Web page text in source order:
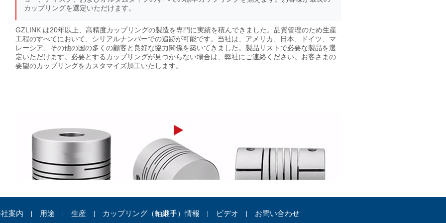
カップリングを選定いただけます。
GZLINK は20年以上、高精度カップリングの製造を専門に実績を積んできました。品質管理のため生産
工程のすべてにおいて、シリアルナンバーでの追跡が可能です。当社は、アメリカ、日本、ドイツ、マ
レーシア、その他の国の多くの顧客と良好な協力関係を築いてきました。製品リストで必要な製品を選
定いただけます。必要とするカップリングが見つからない場合は、弊社にご連絡ください。お客さまの
要望のカップリングをカスタマイズ加工いたします。
案内 用途 生産 カップリング（軸継手）情報 ビデオ お問い合わせ